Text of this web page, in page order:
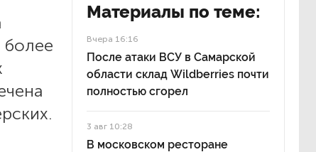
более
Материалы по теме:
Вчера 16:16
После атаки ВСУ в Самарской
области склад Wildberries почти
полностью сгорел
3 авг 10:28
В московском ресторане